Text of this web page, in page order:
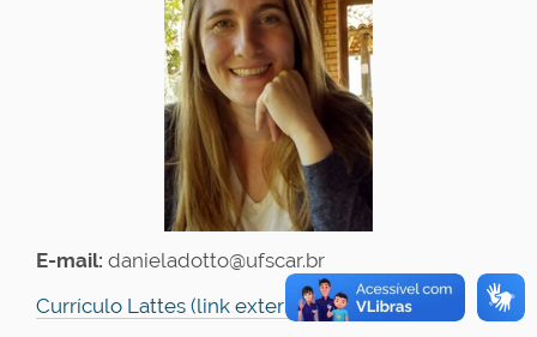
E-mail: danieladotto@ufscar.br
Currículo Lattes (link externo)